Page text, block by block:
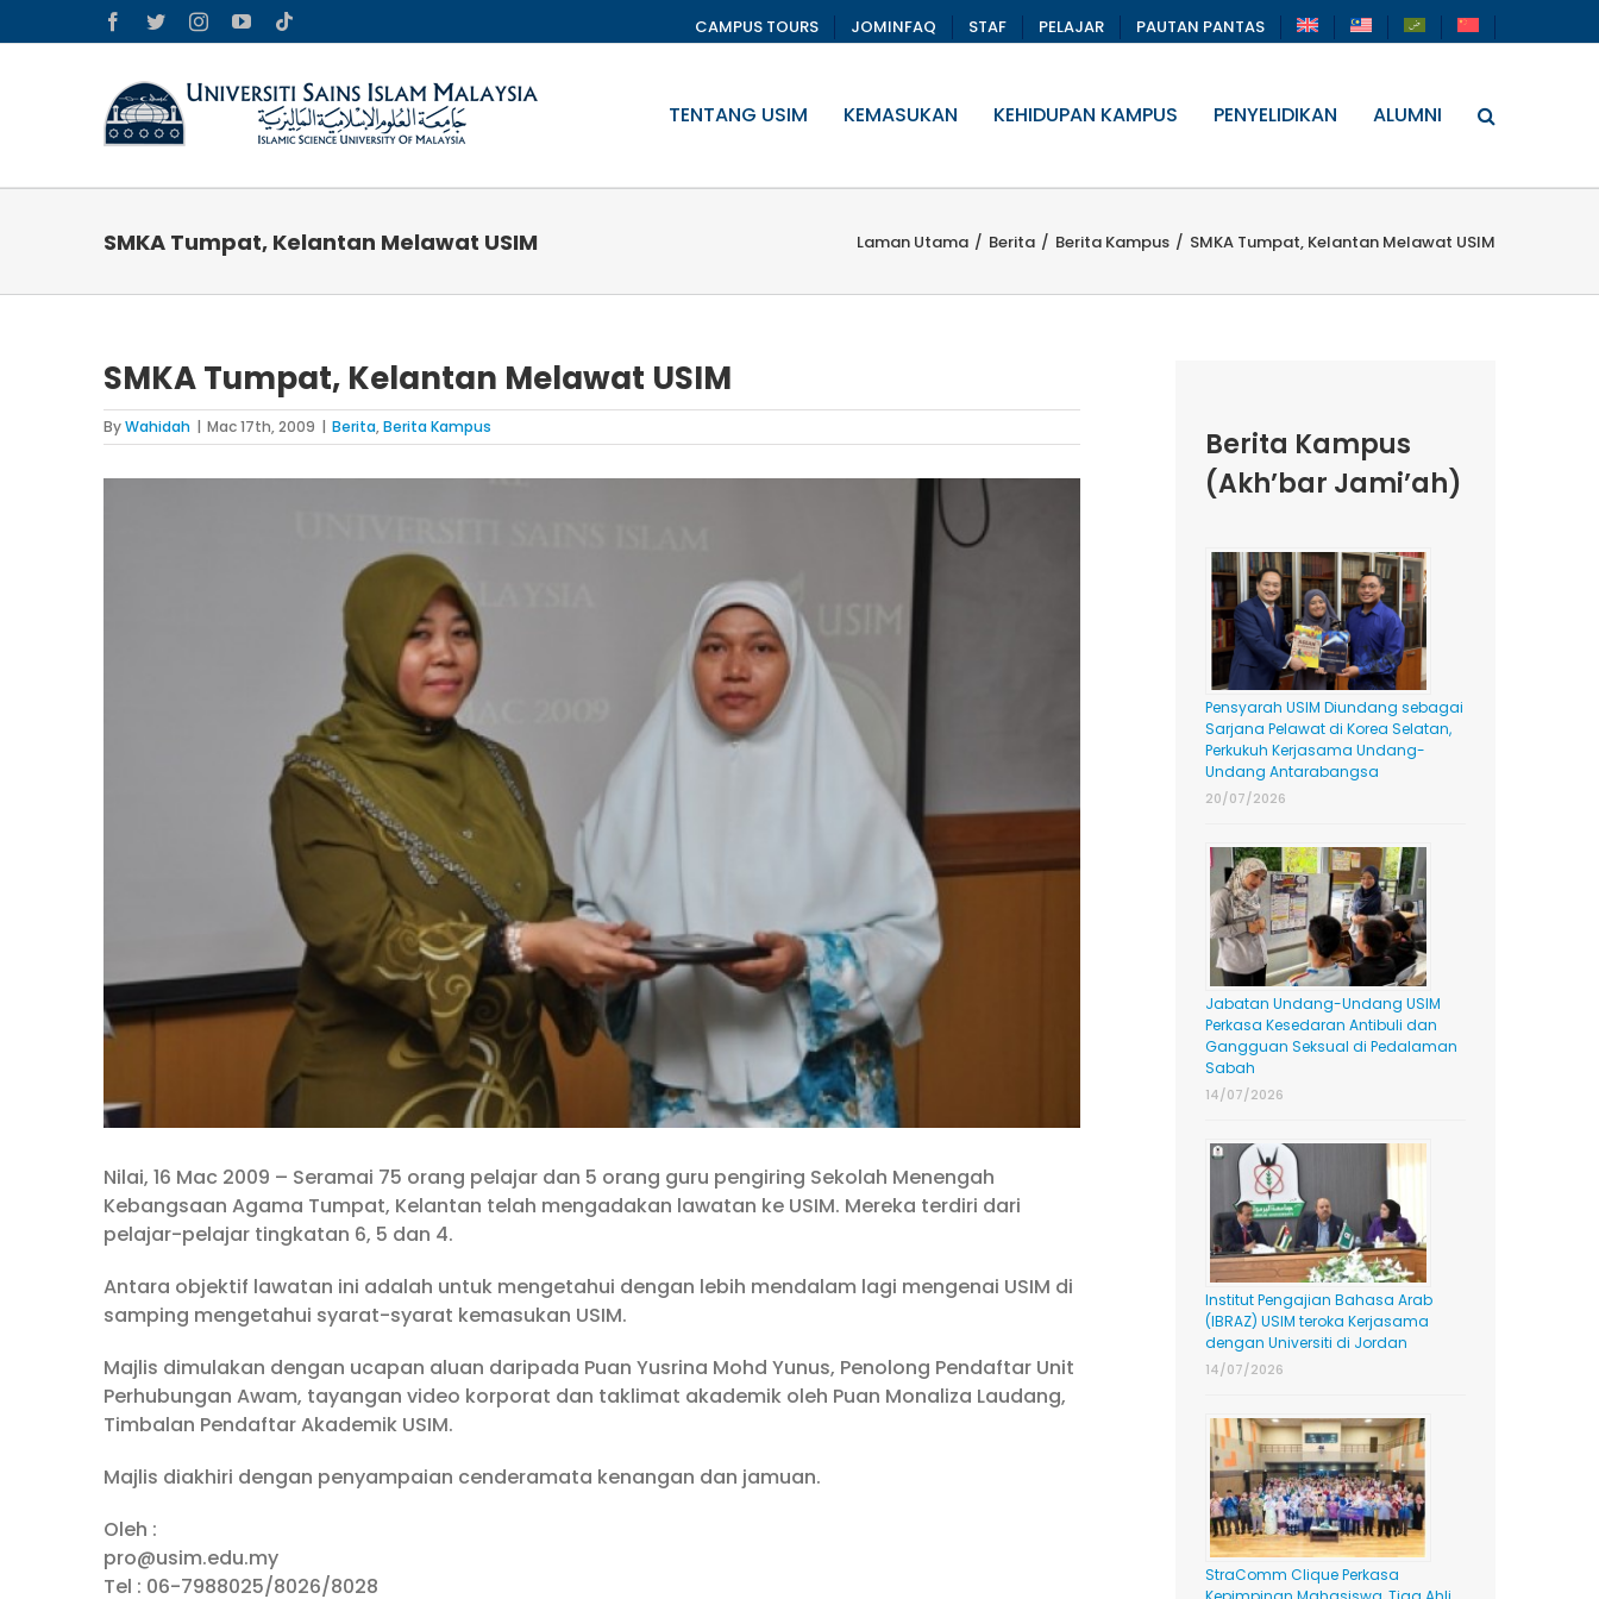
to
Facebook
TwitterInstagramYouTube CAMPUS TOURS JOMINFAQ STAF PELAJAR PAUTAN PANTAS
TENTANG USIM KEMASUKAN KEHIDUPAN KAMPUS PENYELIDIKAN ALUMNI
SMKA Tumpat, Kelantan Melawat USIM Laman Utama / Berita / Berita Kampus / SMKA Tumpat, Kelantan Melawat USIM
SMKA Tumpat, Kelantan Melawat USIM
ByWahidah | Mac 17th, 2009 | Berita,Berita Kampus
Nilai, 16 Mac 2009 – Seramai 75 orang pelajar dan 5 orang guru pengiring Sekolah Menengah
Kebangsaan Agama Tumpat, Kelantan telah mengadakan lawatan ke USIM. Mereka terdiri dari
pelajar-pelajar tingkatan 6, 5 dan 4.
Antara objektif lawatan ini adalah untuk mengetahui dengan lebih mendalam lagi mengenai USIM di
samping mengetahui syarat-syarat kemasukan USIM.
Majlis dimulakan dengan ucapan aluan daripada Puan Yusrina Mohd Yunus, Penolong Pendaftar Unit
Perhubungan Awam, tayangan video korporat dan taklimat akademik oleh Puan Monaliza Laudang,
Timbalan Pendaftar Akademik USIM.
Majlis diakhiri dengan penyampaian cenderamata kenangan dan jamuan.
Oleh :
pro@usim.edu.my
Tel : 06-7988025/8026/8028
Berita Kampus
(Akh’bar Jami’ah)
Pensyarah USIM Diundang sebagai
Sarjana Pelawat di Korea Selatan,
Perkukuh Kerjasama Undang-
Undang Antarabangsa
20/07/2026
Jabatan Undang-Undang USIM
Perkasa Kesedaran Antibuli dan
Gangguan Seksual di Pedalaman
Sabah
14/07/2026
Institut Pengajian Bahasa Arab
(IBRAZ) USIM teroka Kerjasama
dengan Universiti di Jordan
14/07/2026
StraComm Clique Perkasa